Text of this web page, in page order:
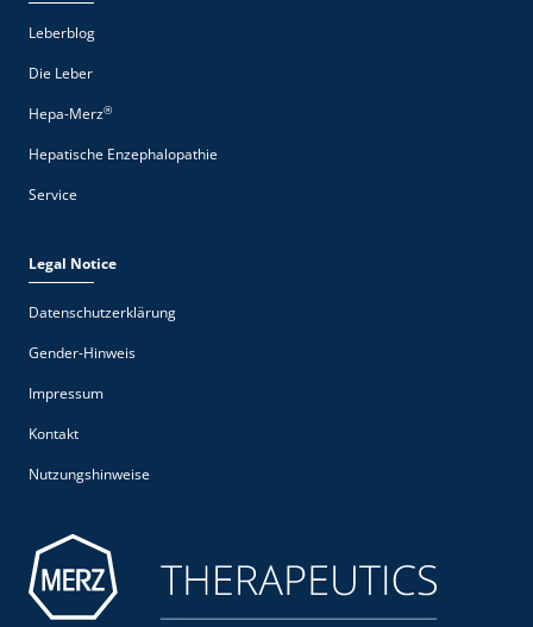
Leberblog
Die Leber
Hepa-Merz®
Hepatische Enzephalopathie
Service
Legal Notice
Datenschutzerklärung
Gender-Hinweis
Impressum
Kontakt
Nutzungshinweise